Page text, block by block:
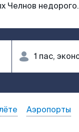
Челнов недорого.
Аэропорты